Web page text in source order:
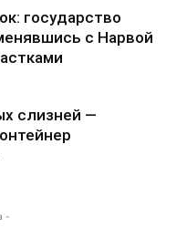
государство
с Нарвой
слизней —
-